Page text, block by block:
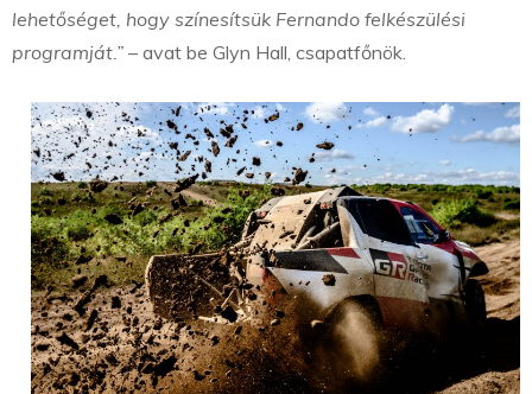
lehetőséget, hogy színesítsük Fernando felkészülési
programját.” – avat be Glyn Hall, csapatfőnök.